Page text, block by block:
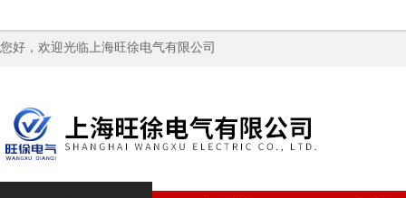
您好，欢迎光临上海旺徐电气有限公司